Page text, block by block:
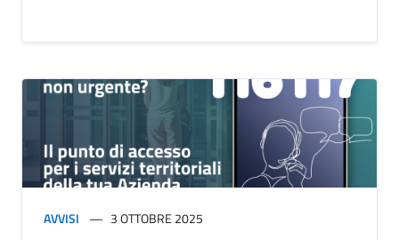
AVVISI 3 OTTOBRE 2025